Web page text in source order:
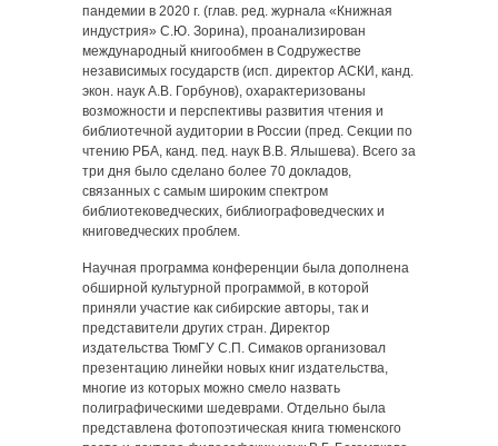
пандемии в 2020 г. (глав. ред. журнала «Книжная
индустрия» С.Ю. Зорина), проанализирован
международный книгообмен в Содружестве
независимых государств (исп. директор АСКИ, канд.
экон. наук А.В. Горбунов), охарактеризованы
возможности и перспективы развития чтения и
библиотечной аудитории в России (пред. Секции по
чтению РБА, канд. пед. наук В.В. Ялышева). Всего за
три дня было сделано более 70 докладов,
связанных с самым широким спектром
библиотековедческих, библиографоведческих и
книговедческих проблем.
Научная программа конференции была дополнена
обширной культурной программой, в которой
приняли участие как сибирские авторы, так и
представители других стран. Директор
издательства ТюмГУ С.П. Симаков организовал
презентацию линейки новых книг издательства,
многие из которых можно смело назвать
полиграфическими шедеврами. Отдельно была
представлена фотопоэтическая книга тюменского